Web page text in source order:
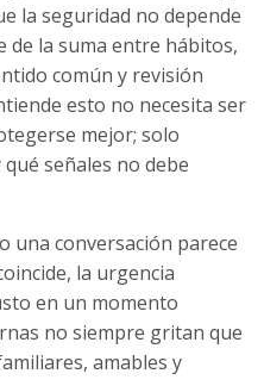
la seguridad no depende
de la suma entre hábitos,
común y revisión
esto no necesita ser
mejor; solo
señales no debe
una conversación parece
la urgencia
en un momento
no siempre gritan que
amables y